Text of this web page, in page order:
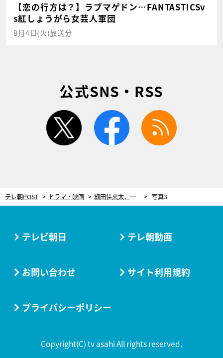
【恋の行方は？】ラブマゲドン…FANTASTICSv
s紅しょうがら女芸人軍団
8月4日(火)放送分
公式SNS・RSS
twitter facebook
テレ朝POST ドラマ・映画 細田佳央太、『もしイケ』クランクアップに笑顔！「自分にとって宝物のような時間でした」 写真3
テレビ朝日 テレ朝動画
お問い合わせ サイト利用規約
プライバシーポリシー
Copyright(C) tv asahi All rights reserved.